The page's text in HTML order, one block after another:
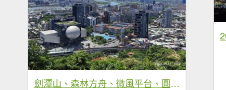
劍潭山、森林方舟、微風平台、圓山水神社、劍潭公園、八二三砲戰紀念公園